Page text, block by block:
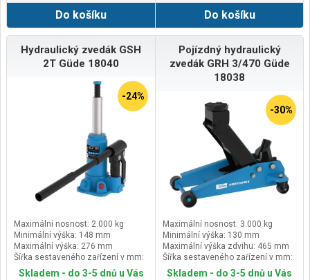
Do košíku Do košíku
Hydraulický zvedák GSH
2T Güde 18040
-24%
Maximální nosnost: 2.000 kg
Minimální výška: 148 mm
Maximální výška: 276 mm
Šířka sestaveného zařízení v mm:
95
Skladem - do 3-5 dnů u Vás
Pojízdný hydraulický
zvedák GRH 3/470 Güde
18038
-30%
Maximální nosnost: 3.000 kg
Minimální výška: 130 mm
Maximální výška zdvihu: 465 mm
Šířka sestaveného zařízení v mm:
340
Skladem - do 3-5 dnů u Vás